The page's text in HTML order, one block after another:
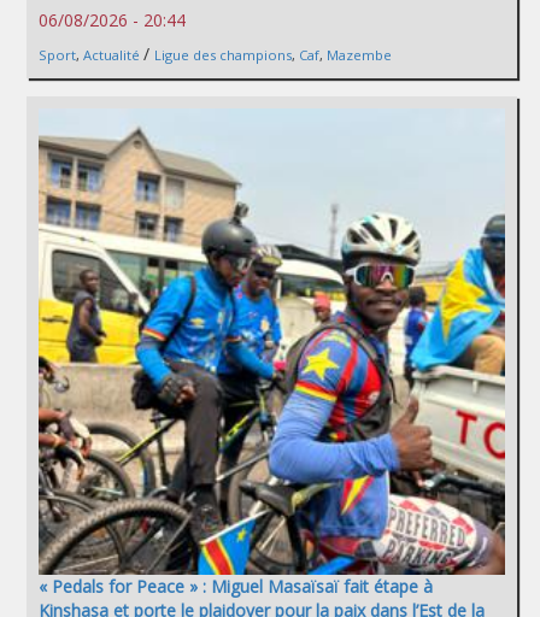
06/08/2026 - 20:44
Sport, Actualité / Ligue des champions, Caf, Mazembe
« Pedals for Peace » : Miguel Masaïsaï fait étape à
Kinshasa et porte le plaidoyer pour la paix dans l’Est de la